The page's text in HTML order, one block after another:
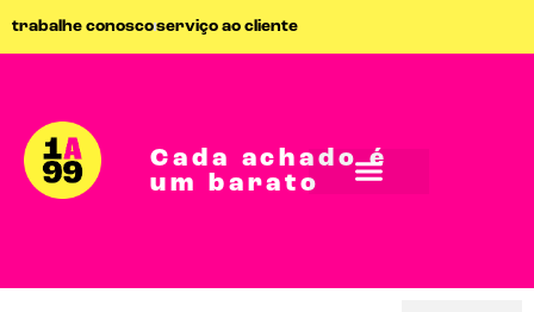
trabalhe conoscoserviço ao cliente
Cada achado é
um barato